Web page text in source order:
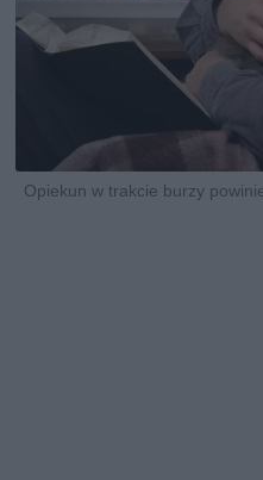
Opiekun w trakcie burzy